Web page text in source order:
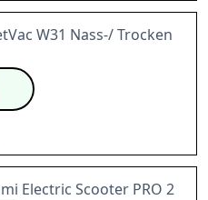
W31 Nass-/ Trocken
Electric Scooter PRO 2